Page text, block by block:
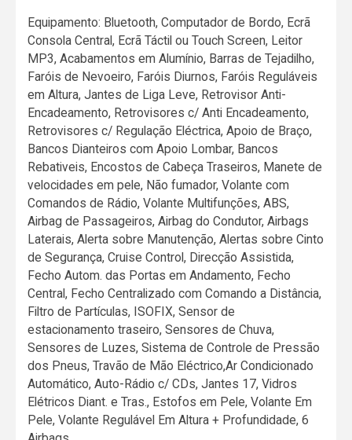
Equipamento: Bluetooth, Computador de Bordo, Ecrã
Consola Central, Ecrã Táctil ou Touch Screen, Leitor
MP3, Acabamentos em Alumínio, Barras de Tejadilho,
Faróis de Nevoeiro, Faróis Diurnos, Faróis Reguláveis
em Altura, Jantes de Liga Leve, Retrovisor Anti-
Encadeamento, Retrovisores c/ Anti Encadeamento,
Retrovisores c/ Regulação Eléctrica, Apoio de Braço,
Bancos Dianteiros com Apoio Lombar, Bancos
Rebativeis, Encostos de Cabeça Traseiros, Manete de
velocidades em pele, Não fumador, Volante com
Comandos de Rádio, Volante Multifunções, ABS,
Airbag de Passageiros, Airbag do Condutor, Airbags
Laterais, Alerta sobre Manutenção, Alertas sobre Cinto
de Segurança, Cruise Control, Direcção Assistida,
Fecho Autom. das Portas em Andamento, Fecho
Central, Fecho Centralizado com Comando a Distância,
Filtro de Partículas, ISOFIX, Sensor de
estacionamento traseiro, Sensores de Chuva,
Sensores de Luzes, Sistema de Controle de Pressão
dos Pneus, Travão de Mão Eléctrico,Ar Condicionado
Automático, Auto-Rádio c/ CDs, Jantes 17, Vidros
Elétricos Diant. e Tras., Estofos em Pele, Volante Em
Pele, Volante Regulável Em Altura + Profundidade, 6